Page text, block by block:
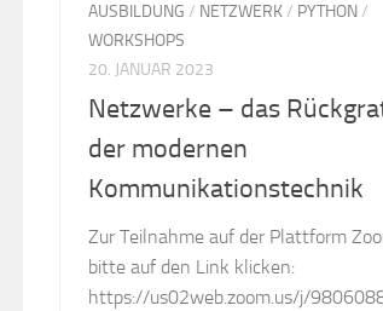
AUSBILDUNG / NETZWERK/ PYTHON/
WORKSHOPS
20. JANUAR 2023
Netzwerke – das
der modernen
Kommunikationstechnik
Zur Teilnahme auf der Plattform
bitte auf den Link klicken:
https://us02web.zoom.us/j/